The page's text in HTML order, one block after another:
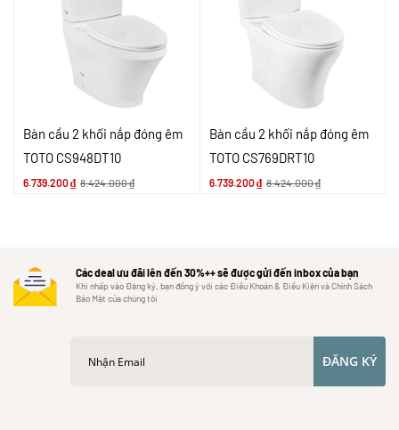
Bàn cầu 2 khối nắp đóng êm
TOTO CS948DT10
6.739.200₫ 8.424.000₫
Bàn cầu 2 khối nắp đóng êm
TOTO CS769DRT10
6.739.200₫ 8.424.000₫
Các deal ưu đãi lên đến 30%++ sẽ được gửi đến inbox của bạn
Khi nhấp vào Đăng ký, bạn đồng ý với các Điều Khoản & Điều Kiện và Chính Sách
Bảo Mật của chúng tôi
ĐĂNG KÝ